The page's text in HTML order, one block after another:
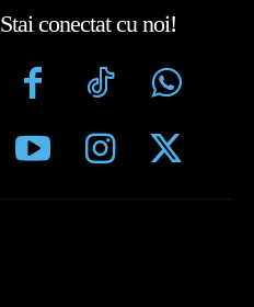
Stai conectat cu noi!